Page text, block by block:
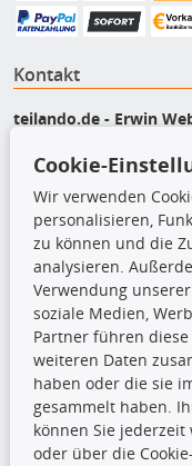
Kontakt
teilando.de - Erwin
85376 Hetzenhausen
+49 (0) 8165 / 5093200
shop@teilando.de
Top Produkte
Beleuchtung
Bremsbeläge
Bremsscheiben
Kupplungssatz
Querlenker
Radlager
Stoßdämpfer
Cookie-
Wir verwenden
personalisieren,
zu können und die
analysieren.
Verwendung
soziale Medien,
Partner führen
weiteren Daten
haben oder die sie
gesammelt haben.
können Sie
oder über die